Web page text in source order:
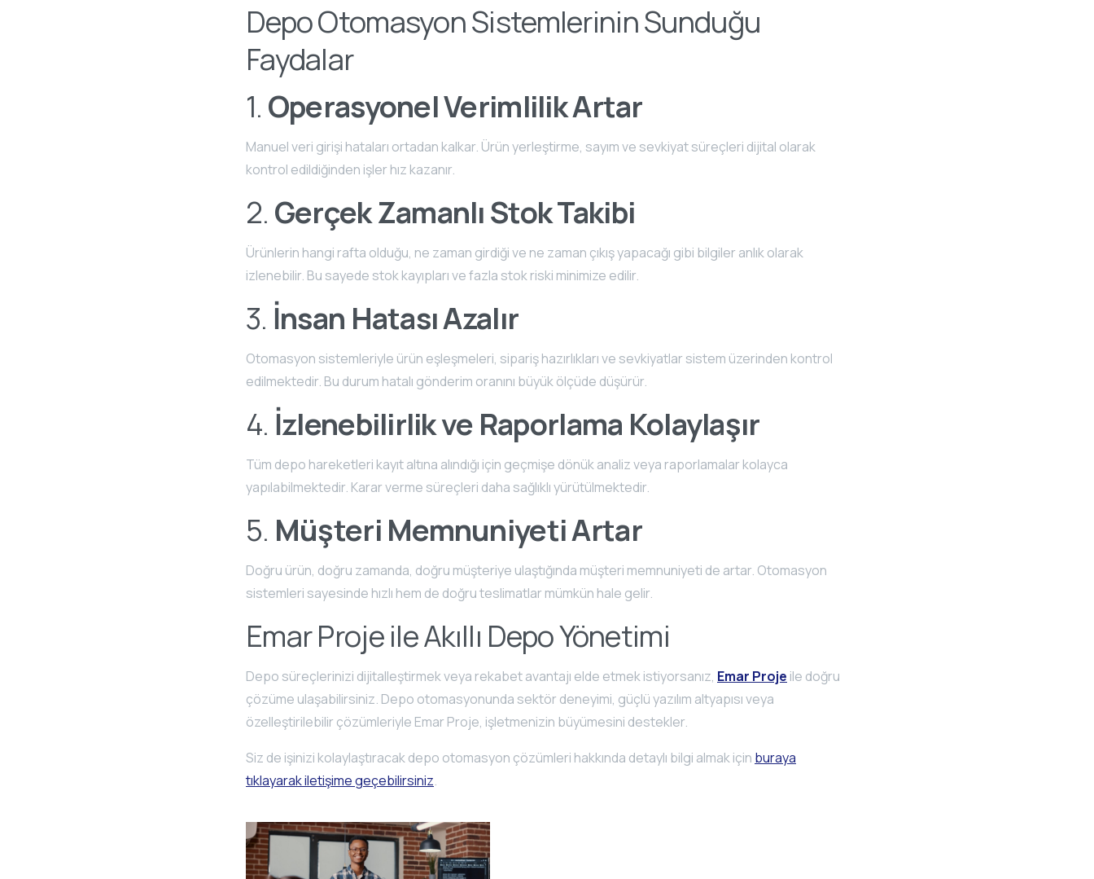
Depo Otomasyon Sistemlerinin Sunduğu
Faydalar
1. Operasyonel Verimlilik Artar
Manuel veri girişi hataları ortadan kalkar. Ürün yerleştirme, sayım ve sevkiyat süreçleri dijital olarak
kontrol edildiğinden işler hız kazanır.
2. Gerçek Zamanlı Stok Takibi
Ürünlerin hangi rafta olduğu, ne zaman girdiği ve ne zaman çıkış yapacağı gibi bilgiler anlık olarak
izlenebilir. Bu sayede stok kayıpları ve fazla stok riski minimize edilir.
3. İnsan Hatası Azalır
Otomasyon sistemleriyle ürün eşleşmeleri, sipariş hazırlıkları ve sevkiyatlar sistem üzerinden kontrol
edilmektedir. Bu durum hatalı gönderim oranını büyük ölçüde düşürür.
4. İzlenebilirlik ve Raporlama Kolaylaşır
Tüm depo hareketleri kayıt altına alındığı için geçmişe dönük analiz veya raporlamalar kolayca
yapılabilmektedir. Karar verme süreçleri daha sağlıklı yürütülmektedir.
5. Müşteri Memnuniyeti Artar
Doğru ürün, doğru zamanda, doğru müşteriye ulaştığında müşteri memnuniyeti de artar. Otomasyon
sistemleri sayesinde hızlı hem de doğru teslimatlar mümkün hale gelir.
Emar Proje ile Akıllı Depo Yönetimi
Depo süreçlerinizi dijitalleştirmek veya rekabet avantajı elde etmek istiyorsanız, Emar Proje ile doğru
çözüme ulaşabilirsiniz. Depo otomasyonunda sektör deneyimi, güçlü yazılım altyapısı veya
özelleştirilebilir çözümleriyle Emar Proje, işletmenizin büyümesini destekler.
Siz de işinizi kolaylaştıracak depo otomasyon çözümleri hakkında detaylı bilgi almak için buraya
tıklayarak iletişime geçebilirsiniz.